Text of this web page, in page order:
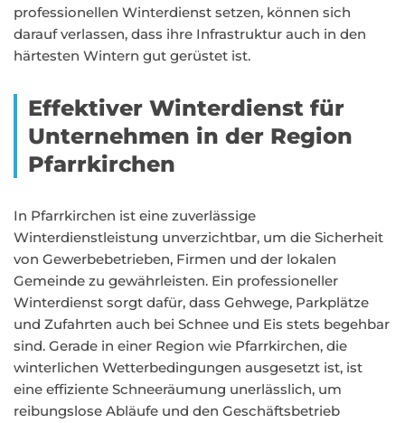
professionellen Winterdienst setzen, können sich
darauf verlassen, dass ihre Infrastruktur auch in den
härtesten Wintern gut gerüstet ist.
Effektiver Winterdienst für
Unternehmen in der Region
Pfarrkirchen
In Pfarrkirchen ist eine zuverlässige
Winterdienstleistung unverzichtbar, um die Sicherheit
von Gewerbebetrieben, Firmen und der lokalen
Gemeinde zu gewährleisten. Ein professioneller
Winterdienst sorgt dafür, dass Gehwege, Parkplätze
und Zufahrten auch bei Schnee und Eis stets begehbar
sind. Gerade in einer Region wie Pfarrkirchen, die
winterlichen Wetterbedingungen ausgesetzt ist, ist
eine effiziente Schneeräumung unerlässlich, um
reibungslose Abläufe und den Geschäftsbetrieb